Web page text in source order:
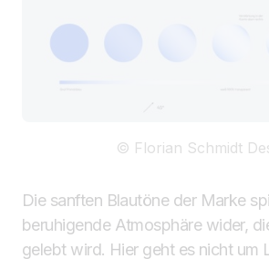
© Florian Schmidt
Die sanften Blautöne der Marke
beruhigende Atmosphäre wider,
gelebt wird. Hier geht es nicht um